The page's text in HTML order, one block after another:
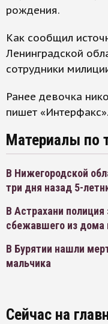
рождения.
Как сообщил
Ленинградской
сотрудники
Ранее девочка
пишет «Интерфакс».
Материалы по
В Нижегородской
три дня назад 5-
В Астрахани
сбежавшего из дома
В Бурятии нашли
мальчика
Сейчас на